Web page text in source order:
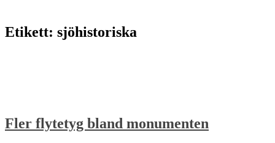
Etikett: sjöhistoriska
Fler flytetyg bland monumenten